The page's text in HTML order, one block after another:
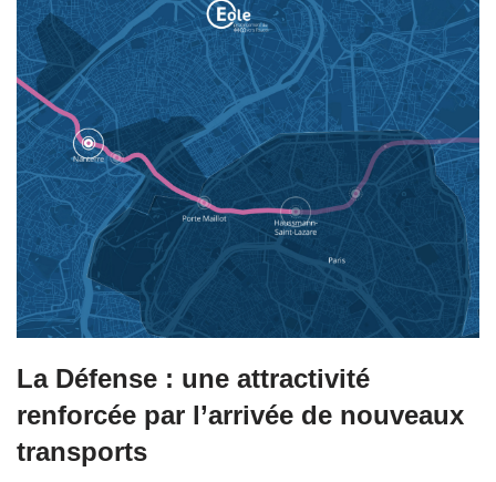
La Défense : une attractivité
renforcée par l’arrivée de nouveaux
transports